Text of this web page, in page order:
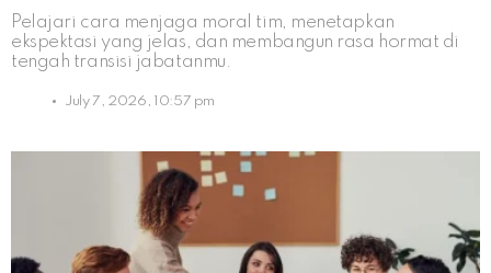
Pelajari cara menjaga moral tim, menetapkan
ekspektasi yang jelas, dan membangun rasa hormat di
tengah transisi jabatanmu.
July 7, 2026, 10:57 pm